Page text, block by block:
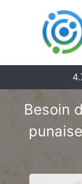
Besoin